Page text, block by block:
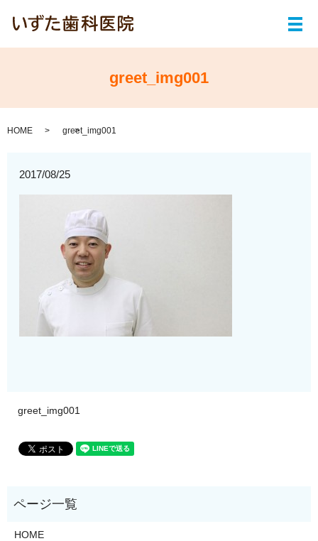
メ
greet_img001
HOME greet_img001
2017/08/25
greet_img001
HOME